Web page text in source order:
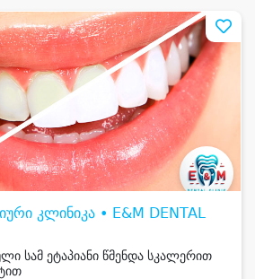
კლინიკა • E&M DENTAL
სამ ეტაპიანი წმენდა სკალერით